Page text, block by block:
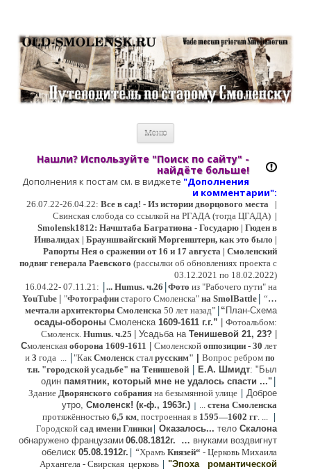
открытки, карты …
Меню
Нашли? Используйте "Поиск по сайту" -
найдёте больше!
Дополнения к постам см. в виджете "Дополнения
и комментарии":
26.07.22-26.04.22: Все в сад! - Из истории дворцового места
|
Свинская слобода со ссылкой на РГАДА (тогда ЦГАДА) |
Smolensk1812: Начштаба Багратиона - Государю | Гюден в
Инвалидах | Брауншвайгский Моргенштерн, как это было |
Рапорты Нея о сражении от 16 и 17 августа | Смоленский
подвиг генерала Раевского (рассылки об обновлениях проекта с
03.12.2021 по 18.02.2022)
16.04.22- 07.11.21: |... Humus. ч.26 |Фото из "Рабочего пути" на
YouTube
"Фотографии старого Смоленска" на SmolBattle | “…
мечтали архитекторы Смоленска 50 лет назад” | “ План-Схема
осады-обороны Смоленска 1609-1611 г.г.”
Фотоальбом:
Смоленск. Humus. ч.25 | Усадьба на Тенишевой 21, 23?
Смоленская оборона 1609-1611 Смоленской оппозиции - 30 лет
и 3 года ... |"Как Смоленскстал русским" Вопрос ребром по
т.н. "городской усадьбе" на Тенишевой | Е.А. Шмидт: "Был
один памятник, который мне не удалось спасти ..." |
Здание Дворянского собрания на безымянной улице | Доброе
утро, Смоленск! (к-ф., 1963г.) | ... стена Смоленска
протяжённостью 6,5 км, построенная в 1595—1602 гг. ... |
Городской сад имени Глинки | Оказалось... тело Скалона
обнаружено французами 06.08.1812г. … внуками воздвигнут
обелиск 05.08.1912г. | “Храмъ Князей“ - Церковь Михаила
Архангела - Свирская церковь | "Эпохаромантической